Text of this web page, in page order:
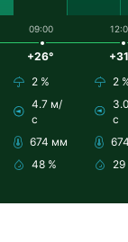
09:00
+26°
2 %
4.7 м/
с
674 мм
48 %
2
с
29